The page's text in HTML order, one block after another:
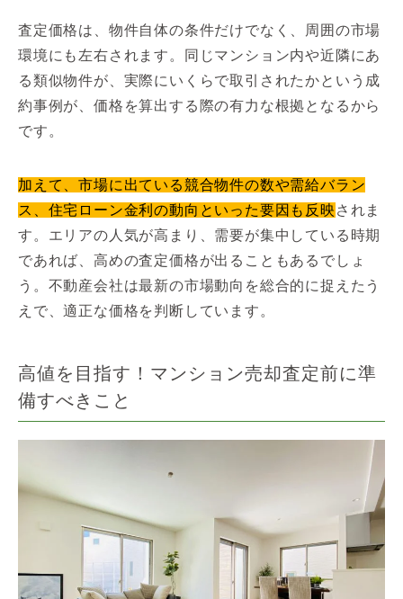
査定価格は、物件自体の条件だけでなく、周囲の市場
環境にも左右されます。同じマンション内や近隣にあ
る類似物件が、実際にいくらで取引されたかという成
約事例が、価格を算出する際の有力な根拠となるから
です。
加えて、市場に出ている競合物件の数や需給バラン
ス、住宅ローン金利の動向といった要因も反映 されま
す。エリアの人気が高まり、需要が集中している時期
であれば、高めの査定価格が出ることもあるでしょ
う。不動産会社は最新の市場動向を総合的に捉えたう
えで、適正な価格を判断しています。
高値を目指す！マンション売却査定前に準
備すべきこと